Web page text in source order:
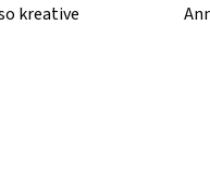
kreative